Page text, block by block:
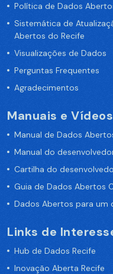
Política de Dados
Sistemática de
Abertos do Recife
Visualizações de Dados
Perguntas Frequentes
Agradecimentos
Manuais e Vídeos
Manual de Dados
Manual do
Cartilha do
Guia de Dados Abertos
Dados Abertos para um
Links de
Hub de Dados Recife
Inovação Aberta Recife